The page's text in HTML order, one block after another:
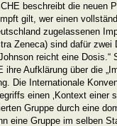
beschreibt die neuen
gilt, wer einen
zugelassenen
Zeneca) sind dafür
reicht eine Dosis.“
ihre Aufklärung über die
Die Internationale
einen ‚Kontext einer
Gruppe durch eine
eine Gruppe im selben